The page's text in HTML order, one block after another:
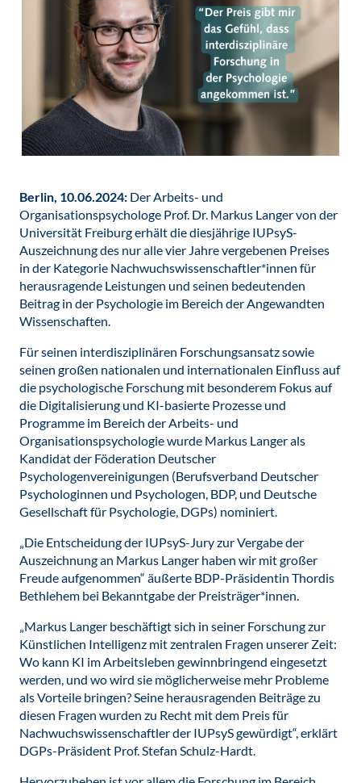
Berlin, 10.06.2024: Der Arbeits- und
Organisationspsychologe Prof. Dr. Markus Langer von der
Universität Freiburg erhält die diesjährige IUPsyS-
Auszeichnung des nur alle vier Jahre vergebenen Preises
in der Kategorie Nachwuchswissenschaftler*innen für
herausragende Leistungen und seinen bedeutenden
Beitrag in der Psychologie im Bereich der Angewandten
Wissenschaften.
Für seinen interdisziplinären Forschungsansatz sowie
seinen großen nationalen und internationalen Einfluss auf
die psychologische Forschung mit besonderem Fokus auf
die Digitalisierung und KI-basierte Prozesse und
Programme im Bereich der Arbeits- und
Organisationspsychologie wurde Markus Langer als
Kandidat der Föderation Deutscher
Psychologenvereinigungen (Berufsverband Deutscher
Psychologinnen und Psychologen, BDP, und Deutsche
Gesellschaft für Psychologie, DGPs) nominiert.
„Die Entscheidung der IUPsyS-Jury zur Vergabe der
Auszeichnung an Markus Langer haben wir mit großer
Freude aufgenommen“ äußerte BDP-Präsidentin Thordis
Bethlehem bei Bekanntgabe der Preisträger*innen.
„Markus Langer beschäftigt sich in seiner Forschung zur
Künstlichen Intelligenz mit zentralen Fragen unserer Zeit:
Wo kann KI im Arbeitsleben gewinnbringend eingesetzt
werden, und wo wird sie möglicherweise mehr Probleme
als Vorteile bringen? Seine herausragenden Beiträge zu
diesen Fragen wurden zu Recht mit dem Preis für
Nachwuchswissenschaftler der IUPsyS gewürdigt“, erklärt
DGPs-Präsident Prof. Stefan Schulz-Hardt.